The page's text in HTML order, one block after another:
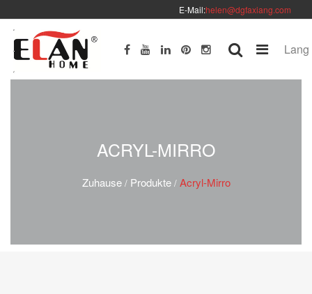
E-Mail:helen@dgfaxiang.com
Lang
ACRYL-MIRRO
Zuhause/ Produkte/ Acryl-Mirro